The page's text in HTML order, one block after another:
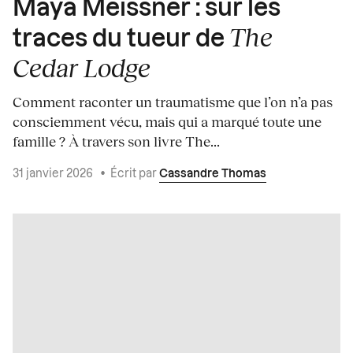
Maya Meissner : sur les
traces du tueur de The
Cedar Lodge
Comment raconter un traumatisme que l’on n’a pas
consciemment vécu, mais qui a marqué toute une
famille ? À travers son livre The...
31 janvier 2026 • Écrit par Cassandre Thomas